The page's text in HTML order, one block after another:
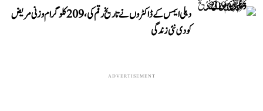
دہلی ایمس کے ڈاکٹروں نے تاریخ رقم کی، 209 کلوگرام وزنی مریض
کو دی نئی زندگی
ADVERTISEMENT